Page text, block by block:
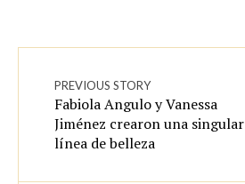
PREVIOUS STORY
Fabiola Angulo y Vanessa
Jiménez crearon una singular
línea de belleza